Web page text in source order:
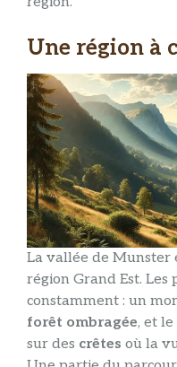
Une région à
La vallée de Munster
région Grand Est. Les
constamment : un
forêt ombragée, et
sur des crêtes où la